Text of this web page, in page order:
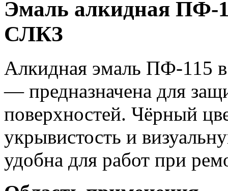
Эмаль алкидная ПФ-
СЛКЗ
Алкидная эмаль ПФ-115
— предназначена для
поверхностей. Чёрный
укрывистость и
удобна для работ при